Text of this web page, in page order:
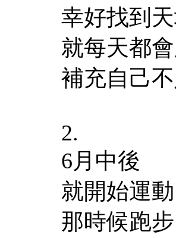
幸好找到
就每天都
補充自己
2.
6月中後
就開始運動
那時候跑